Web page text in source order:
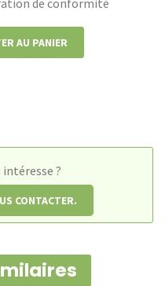
de conformité
AU PANIER
?
CONTACTER.